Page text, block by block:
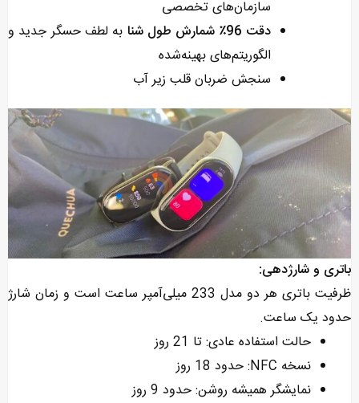
سازمان‌های تخصصی
دقت 96٪ شمارش طول شنا
به لطف حسگر جدید و
الگوریتم‌های بهینه‌شده
سنجش ضربان قلب زیر آب
باتری و شارژدهی:
ظرفیت باتری هر دو مدل 233 میلی‌آمپر ساعت است و زمان شارژ
حدود یک ساعت.
حالت استفاده عادی: تا 21 روز
نسخه NFC: حدود 18 روز
نمایشگر همیشه روشن: حدود 9 روز